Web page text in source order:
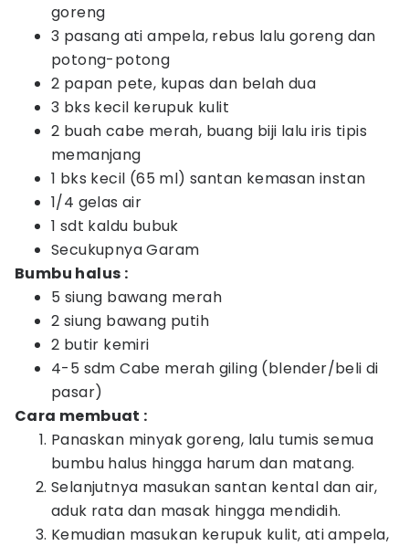
goreng
3 pasang ati ampela, rebus lalu goreng dan
potong-potong
2 papan pete, kupas dan belah dua
3 bks kecil kerupuk kulit
2 buah cabe merah, buang biji lalu iris tipis
memanjang
1 bks kecil (65 ml) santan kemasan instan
1/4 gelas air
1 sdt kaldu bubuk
Secukupnya Garam
Bumbu halus :
5 siung bawang merah
2 siung bawang putih
2 butir kemiri
4-5 sdm Cabe merah giling (blender/beli di
pasar)
Cara membuat :
Panaskan minyak goreng, lalu tumis semua
bumbu halus hingga harum dan matang.
Selanjutnya masukan santan kental dan air,
aduk rata dan masak hingga mendidih.
Kemudian masukan kerupuk kulit, ati ampela,